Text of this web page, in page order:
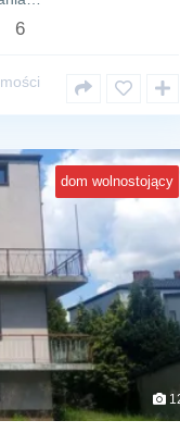
6
dom wolnostojący